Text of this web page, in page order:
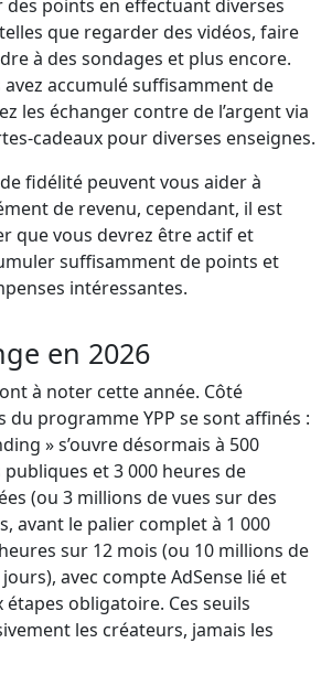
points en effectuant diverses
que regarder des vidéos, faire
à des sondages et plus encore.
accumulé suffisamment de
les échanger contre de l’argent via
cadeaux pour diverses enseignes.
fidélité peuvent vous aider à
de revenu, cependant, il est
que vous devrez être actif et
suffisamment de points et
intéressantes.
en 2026
à noter cette année. Côté
du programme YPP se sont affinés :
» s’ouvre désormais à 500
et 3 000 heures de
(ou 3 millions de vues sur des
avant le palier complet à 1 000
sur 12 mois (ou 10 millions de
avec compte AdSense lié et
obligatoire. Ces seuils
les créateurs, jamais les